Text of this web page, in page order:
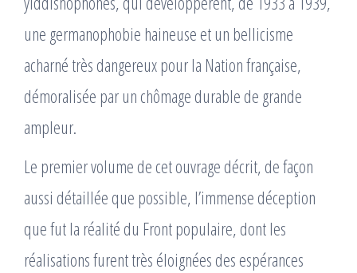
une germanophobie haineuse et un bellicisme
acharné très dangereux pour la Nation française,
démoralisée par un chômage durable de grande
ampleur.
Le premier volume de cet ouvrage décrit, de façon
aussi détaillée que possible, l’immense déception
que fut la réalité du Front populaire, dont les
réalisations furent très éloignées des espérances